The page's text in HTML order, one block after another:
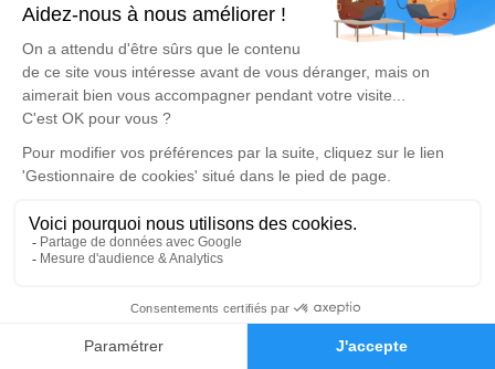
Faire-part Hommages
d'expression dédié à honorer la mémoire de Claude
JOLIVET.
Un service de plantation d’arbre hommage est
disponible ici.
Je rends hommage
Cérémonie religieuse
Église Saint Sulpice de Saint-Sulpice-le-
Guérétois